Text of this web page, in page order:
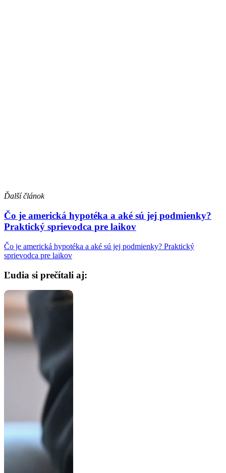
Ďalší článok
Čo je americká hypotéka a aké sú jej podmienky?
Praktický sprievodca pre laikov
Čo je americká hypotéka a aké sú jej podmienky? Praktický
sprievodca pre laikov
Ľudia si prečítali aj: